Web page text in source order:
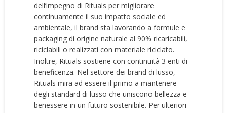
dell’impegno di Rituals per migliorare
continuamente il suo impatto sociale ed
ambientale, il brand sta lavorando a formule e
packaging di origine naturale al 90% ricaricabili,
riciclabili o realizzati con materiale riciclato.
Inoltre, Rituals sostiene con continuità 3 enti di
beneficenza. Nel settore dei brand di lusso,
Rituals mira ad essere il primo a mantenere
degli standard di lusso che uniscono bellezza e
benessere in un futuro sostenibile. Per ulteriori